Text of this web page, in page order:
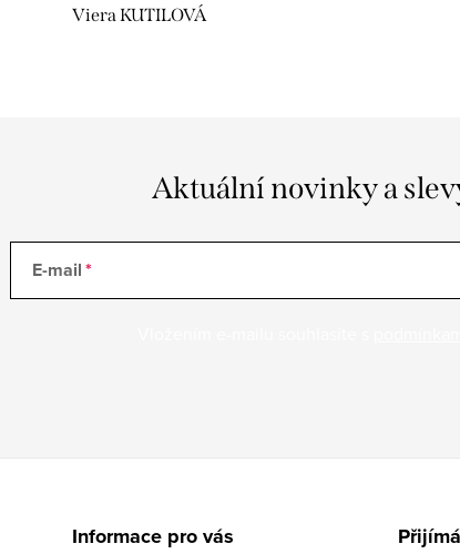
Viera KUTILOVÁ
Aktuální novinky a
E-mail
Informace pro vás